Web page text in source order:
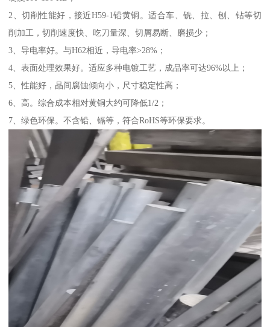
2、切削性能好，接近H59-1铅黄铜。适合车、铣、拉、刨、钻等切
削加工，切削速度快、吃刀量深、切屑易断、磨损少；
3、导电率好。与H62相近，导电率>28%；
4、表面处理效果好。适应多种电镀工艺，成品率可达96%以上；
5、性能好，晶间腐蚀倾向小，尺寸稳定性高；
6、高。综合成本相对黄铜大约可降低1/2；
7、绿色环保。不含铅、镉等，符合RoHS等环保要求。